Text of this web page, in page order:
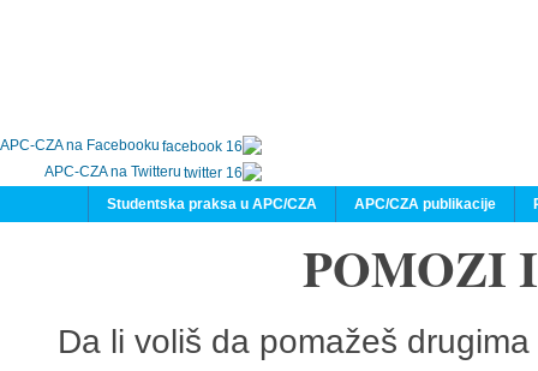
APC-CZA na Facebooku
APC-CZA na Twitteru
APC/CZA publikacije
Studentska praksa u APC/CZA
POMOZI
Da li voliš da pomažeš